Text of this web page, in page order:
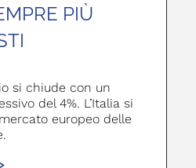
PIÙ
si chiude con un
del 4%. L’Italia si
europeo delle